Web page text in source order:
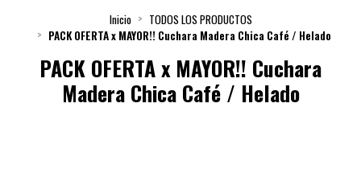
Inicio
TODOS LOS PRODUCTOS
PACK OFERTA x MAYOR!! Cuchara Madera Chica Café / Helado
PACK OFERTA x MAYOR!! Cuchara
Madera Chica Café / Helado